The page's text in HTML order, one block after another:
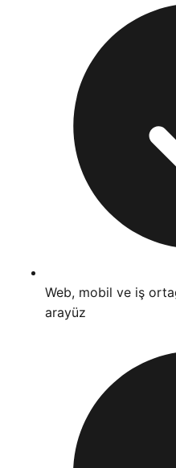
Web, mobil ve iş
arayüz